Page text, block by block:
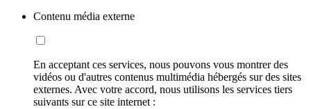
Contenu média externe
En acceptant ces services, nous pouvons vous montrer des
vidéos ou d'autres contenus multimédia hébergés sur des sites
externes. Avec votre accord, nous utilisons les services tiers
suivants sur ce site internet :